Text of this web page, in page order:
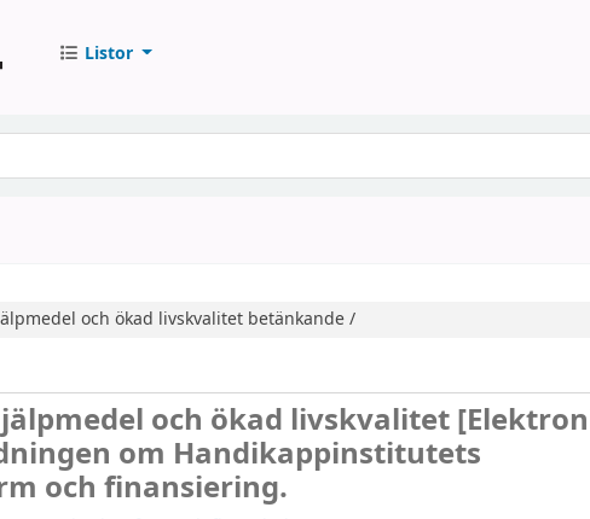
Listor
och ökad livskvalitet betänkande /
och ökad livskvalitet
om Handikappinstitutets
och finansiering.